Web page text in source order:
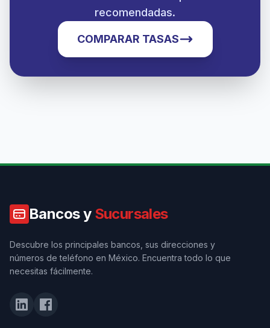
recomendadas.
COMPARAR TASAS
Bancos y Sucursales
Descubre los principales bancos, sus direcciones y
números de teléfono en México. Encuentra todo lo que
necesitas fácilmente.